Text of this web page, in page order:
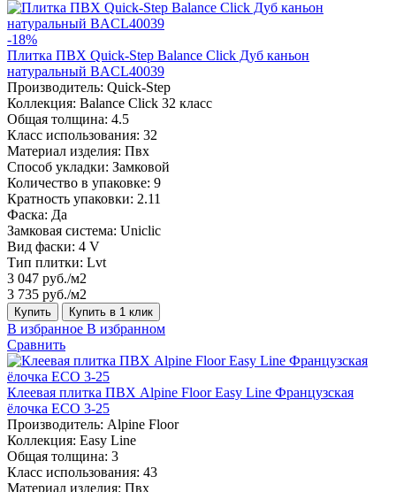
-18%
Плитка ПВХ Quick-Step Balance Click Дуб каньон
натуральный BACL40039
Производитель: Quick-Step
Коллекция: Balance Click 32 класс
Общая толщина: 4.5
Класс использования: 32
Материал изделия: Пвх
Способ укладки: Замковой
Количество в упаковке: 9
Кратность упаковки: 2.11
Фаска: Да
Замковая система: Uniclic
Вид фаски: 4 V
Тип плитки: Lvt
3 047 руб./м2
3 735 руб./м2
Купить Купить в 1 клик
В избранное В избранном
Сравнить
Клеевая плитка ПВХ Alpine Floor Easy Line Французская
ёлочка ЕСО 3-25
Производитель: Alpine Floor
Коллекция: Easy Line
Общая толщина: 3
Класс использования: 43
Материал изделия: Пвх